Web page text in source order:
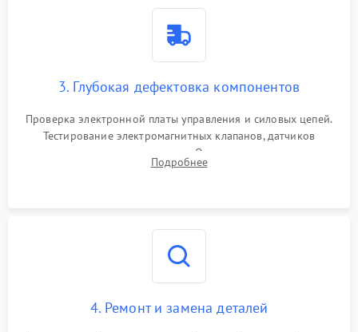
3. Глубокая дефектовка компонентов
Проверка электронной платы управления и силовых цепей.
Тестирование электромагнитных клапанов, датчиков
температуры и расходомера. Оценка степени износа
жерновов кофемолки, уплотнительных колец гидросистемы
Подробнее
4. Ремонт и замена деталей